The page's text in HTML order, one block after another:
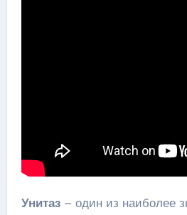
Унитаз– один из наиболее